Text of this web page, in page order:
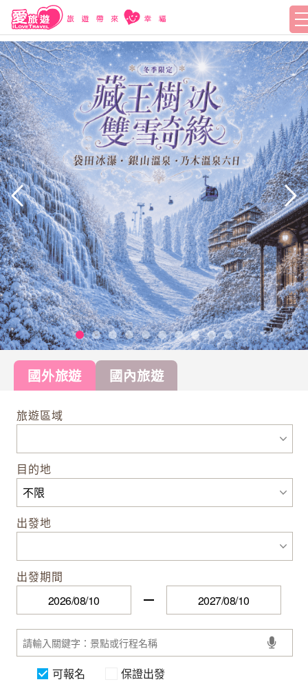
國外旅遊 國內旅遊
旅遊區域
目的地
出發地
出發期間
可報名 保證出發